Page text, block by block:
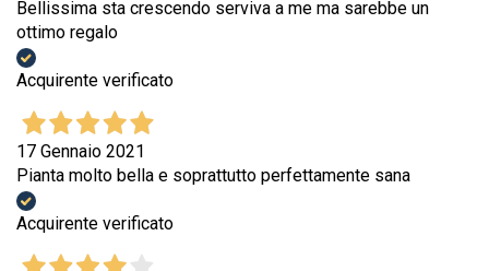
Bellissima sta crescendo serviva a me ma sarebbe un
ottimo regalo
Acquirente verificato
17 Gennaio 2021
Pianta molto bella e soprattutto perfettamente sana
Acquirente verificato